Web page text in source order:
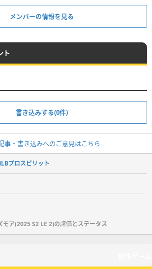
メンバーの情報を見る
ト
書き込みする(0件)
事・書き込みへのご意見はこちら
プロスピリット
モア(2025 S2 LE 2)の評価とステータス